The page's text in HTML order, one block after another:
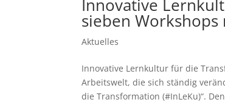
Innovative
sieben
Aktuelles
Innovative Lernkultur für die
Arbeitswelt, die sich ständig
die Transformation (#InLeKu)“.